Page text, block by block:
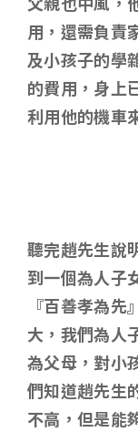
用，還需負責
及小孩子的學
的費用，身上
利用他的機車
聽完趙先生說
到一個為人子
『百善孝為
大，我們為人
為父母，對小
們知道趙先生
不高，但是能